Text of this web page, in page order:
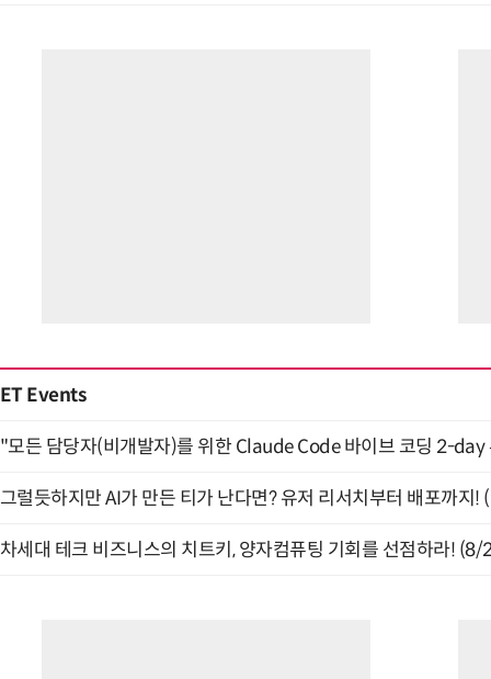
ET Events
"모든 담당자(비개발자)를 위한 Claude Code 바이브 코딩 2-
그럴듯하지만 AI가 만든 티가 난다면? 유저 리서치부터 배포까지!
차세대 테크 비즈니스의 치트키, 양자컴퓨팅 기회를 선점하라! (8/